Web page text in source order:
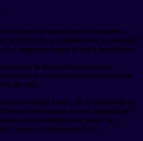
la pista de aterrizaje del aeropuerto
producto de la colisión entre un vehículo
de Latam que cubría la ruta Lima-Juliaca.
por la empresa Lima Airport
en el que lamenta la pérdida de
de rojo.
como Angel Torres, de la Compañía de
Santa Gadea, de la Compañía de
eran miembros del Cuerpo de
Cuerpo de Rescate de LAP.